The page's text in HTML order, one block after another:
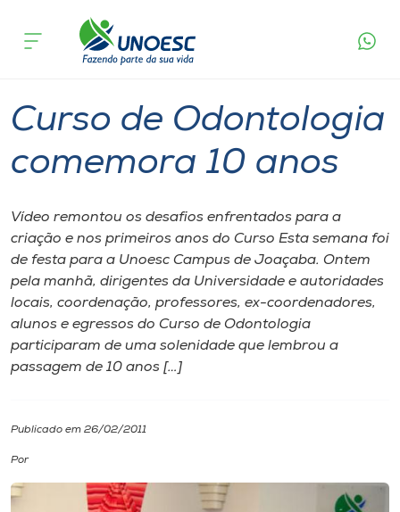
Cursos
Portal de Ensino
A
Diplomados
acontece
Curso de Odontologia
comemora 10 anos
Vídeo remontou os desafios enfrentados para a
criação e nos primeiros anos do Curso Esta semana foi
de festa para a Unoesc Campus de Joaçaba. Ontem
pela manhã, dirigentes da Universidade e autoridades
locais, coordenação, professores, ex-coordenadores,
alunos e egressos do Curso de Odontologia
participaram de uma solenidade que lembrou a
passagem de 10 anos […]
Publicado em 26/02/2011
Por